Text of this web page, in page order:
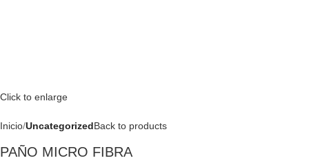
Click to enlarge
Inicio UncategorizedBack to products
PAÑO MICRO FIBRA